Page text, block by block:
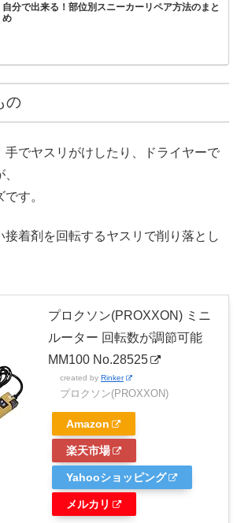
自分で出来る！部位別スニーカーリペア方法のまと
め
の
手でヤスリがけしたり、ドライヤーで
す。
接着剤を回転するヤスリで削り落とし
プロクソン(PROXXON) ミニ
ルーター 回転数が調節可能
MM100 No.28525
created by Rinker
プロクソン(PROXXON)
Amazon
楽天市場
Yahooショッピング
メルカリ